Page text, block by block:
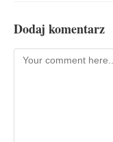
Dodaj komentarz